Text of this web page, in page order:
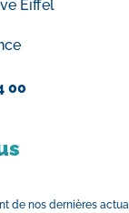
Eiffel
00
de nos dernières